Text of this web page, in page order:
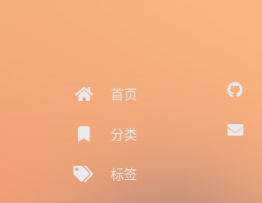
首页
分类
标签